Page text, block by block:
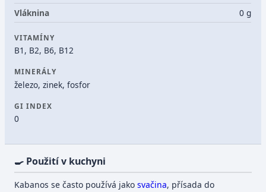
Vláknina
0 g
VITAMÍNY
B1, B2, B6, B12
MINERÁLY
železo, zinek, fosfor
GI INDEX
0
🍳 Použití v kuchyni
Kabanos se často používá jakosvačina, přísada do